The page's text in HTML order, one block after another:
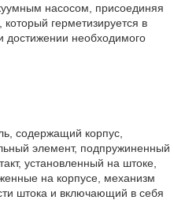
насосом, присоединяя
герметизируется в
достижении необходимого
содержащий корпус,
элемент, подпружиненный
установленный на штоке,
на корпусе, механизм
штока и включающий в себя